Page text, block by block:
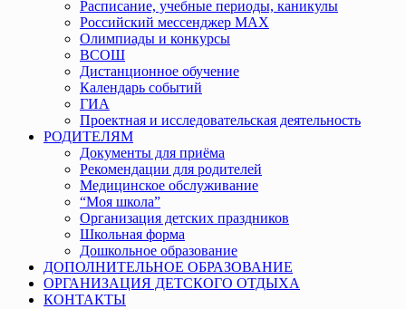
Расписание, учебные периоды, каникулы
Российский мессенджер MAX
Олимпиады и конкурсы
ВСОШ
Дистанционное обучение
Календарь событий
ГИА
Проектная и исследовательская деятельность
РОДИТЕЛЯМ
Документы для приёма
Рекомендации для родителей
Медицинское обслуживание
“Моя школа”
Организация детских праздников
Школьная форма
Дошкольное образование
ДОПОЛНИТЕЛЬНОЕ ОБРАЗОВАНИЕ
ОРГАНИЗАЦИЯ ДЕТСКОГО ОТДЫХА
КОНТАКТЫ